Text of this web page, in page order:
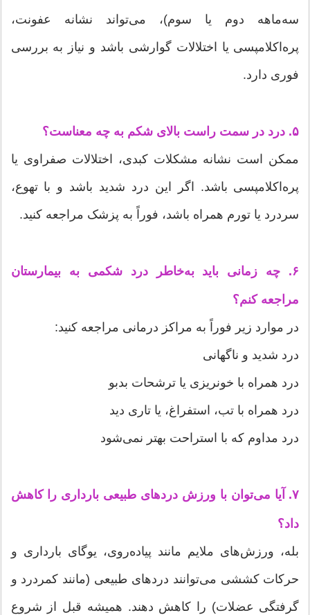
سه‌ماهه دوم یا سوم)، می‌تواند نشانه عفونت،
پره‌اکلامپسی یا اختلالات گوارشی باشد و نیاز به بررسی
فوری دارد.
۵. درد در سمت راست بالای شکم به چه معناست؟
ممکن است نشانه مشکلات کبدی، اختلالات صفراوی یا
پره‌اکلامپسی باشد. اگر این درد شدید باشد و با تهوع،
سردرد یا تورم همراه باشد، فوراً به پزشک مراجعه کنید.
۶. چه زمانی باید به‌خاطر درد شکمی به بیمارستان
مراجعه کنم؟
در موارد زیر فوراً به مراکز درمانی مراجعه کنید:
درد شدید و ناگهانی
درد همراه با خونریزی یا ترشحات بدبو
درد همراه با تب، استفراغ، یا تاری دید
درد مداوم که با استراحت بهتر نمی‌شود
۷. آیا می‌توان با ورزش دردهای طبیعی بارداری را کاهش
داد؟
بله، ورزش‌های ملایم مانند پیاده‌روی، یوگای بارداری و
حرکات کششی می‌توانند دردهای طبیعی (مانند کمردرد و
گرفتگی عضلات) را کاهش دهند. همیشه قبل از شروع